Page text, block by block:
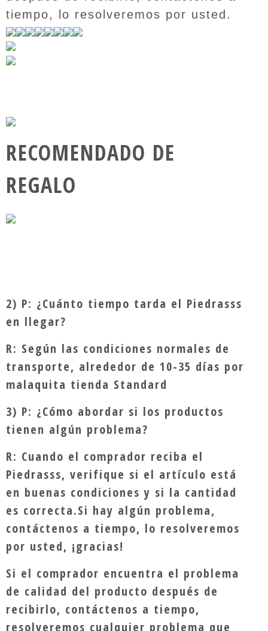
tiempo, lo resolveremos por usted.
RECOMENDADO DE
REGALO
2) P: ¿Cuánto tiempo tarda el Piedrasss
en llegar?
R: Según las condiciones normales de
transporte, alrededor de 10-35 días por
malaquita tienda Standard
3) P: ¿Cómo abordar si los productos
tienen algún problema?
R: Cuando el comprador reciba el
Piedrasss, verifique si el artículo está
en buenas condiciones y si la cantidad
es correcta.Si hay algún problema,
contáctenos a tiempo, lo resolveremos
por usted, ¡gracias!
Si el comprador encuentra el problema
de calidad del producto después de
recibirlo, contáctenos a tiempo,
resolveremos cualquier problema que